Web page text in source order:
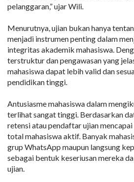
pelanggaran,” ujar Wili.
Menurutnya, ujian bukan hanya
menjadi instrumen penting dalam
integritas akademik mahasiswa.
terstruktur dan pengawasan yang
mahasiswa dapat lebih valid dan
pendidikan tinggi.
Antusiasme mahasiswa dalam
terlihat sangat tinggi. Berdasarkan
retensi atau pendaftar ujian
total mahasiswa aktif. Banyak
grup WhatsApp maupun langsung
sebagai bentuk keseriusan mereka
ujian.